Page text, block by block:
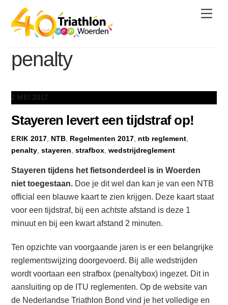
content
penalty
2 MEI 2017
Stayeren levert een tijdstraf op!
ERIK 2017, NTB, Regelmenten 2017, ntb reglement,
penalty,stayeren,strafbox,wedstrijdreglement
Stayeren tijdens het fietsonderdeel is in Woerden
niet toegestaan. Doe je dit wel dan kan je van een NTB
official een blauwe kaart te zien krijgen. Deze kaart staat
voor een tijdstraf, bij een achtste afstand is deze 1
minuut en bij een kwart afstand 2 minuten.
Ten opzichte van voorgaande jaren is er een belangrijke
reglementswijzing doorgevoerd. Bij alle wedstrijden
wordt voortaan een strafbox (penaltybox) ingezet. Dit in
aansluiting op de ITU reglementen. Op de website van
de Nederlandse Triathlon Bond vind je het volledige en